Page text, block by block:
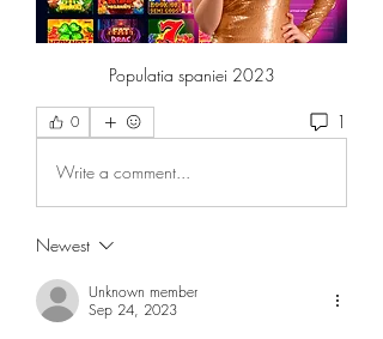
Populatia spaniei 2023
0 1
Write a comment...
Newest
Unknown member
Sep 24, 2023